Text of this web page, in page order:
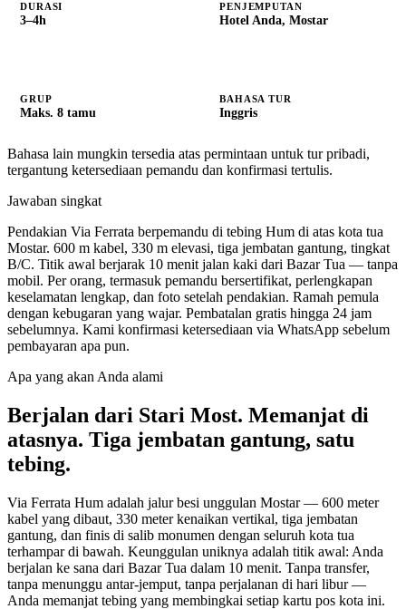
DURASI
3–4h
PENJEMPUTAN
Hotel Anda, Mostar
GRUP
Maks. 8 tamu
BAHASA TUR
Inggris
Bahasa lain mungkin tersedia atas permintaan untuk tur pribadi,
tergantung ketersediaan pemandu dan konfirmasi tertulis.
Jawaban singkat
Pendakian Via Ferrata berpemandu di tebing Hum di atas kota tua
Mostar. 600 m kabel, 330 m elevasi, tiga jembatan gantung, tingkat
B/C. Titik awal berjarak 10 menit jalan kaki dari Bazar Tua — tanpa
mobil. Per orang, termasuk pemandu bersertifikat, perlengkapan
keselamatan lengkap, dan foto setelah pendakian. Ramah pemula
dengan kebugaran yang wajar. Pembatalan gratis hingga 24 jam
sebelumnya. Kami konfirmasi ketersediaan via WhatsApp sebelum
pembayaran apa pun.
Apa yang akan Anda alami
Berjalan dari Stari Most. Memanjat di
atasnya. Tiga jembatan gantung, satu
tebing.
Via Ferrata Hum adalah jalur besi unggulan Mostar — 600 meter
kabel yang dibaut, 330 meter kenaikan vertikal, tiga jembatan
gantung, dan finis di salib monumen dengan seluruh kota tua
terhampar di bawah. Keunggulan uniknya adalah titik awal: Anda
berjalan ke sana dari Bazar Tua dalam 10 menit. Tanpa transfer,
tanpa menunggu antar-jemput, tanpa perjalanan di hari libur —
Anda memanjat tebing yang membingkai setiap kartu pos kota ini.